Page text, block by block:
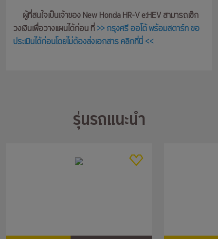
ผู้ที่สนใจเป็นเจ้าของ New Honda HR-V e:HEV สามารถเช็ก
วงเงินเพื่อวางแผนได้ก่อน ที่>> กรุงศรี ออโต้ พร้อมสตาร์ท ขอ
ประเมินได้ก่อนโดยไม่ต้องส่งเอกสาร คลิกที่นี่ <<
รุ่นรถแนะนำ